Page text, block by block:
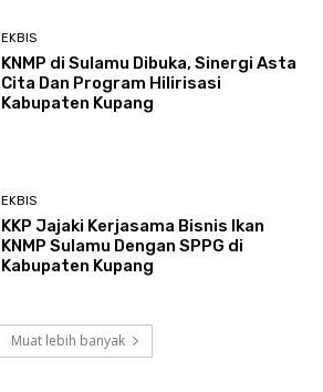
EKBIS
KNMP di Sulamu Dibuka, Sinergi Asta
Cita Dan Program Hilirisasi
Kabupaten Kupang
EKBIS
KKP Jajaki Kerjasama Bisnis Ikan
KNMP Sulamu Dengan SPPG di
Kabupaten Kupang
Muat lebih banyak